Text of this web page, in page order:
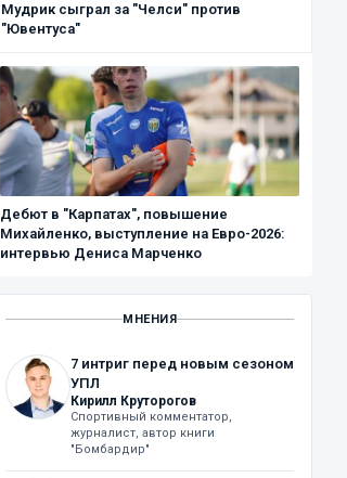
Мудрик сыграл за "Челси" против
"Ювентуса"
Дебют в "Карпатах", повышение
Михайленко, выступление на Евро-2026:
интервью Дениса Марченко
МНЕНИЯ
7 интриг перед новым сезоном
УПЛ
Кирилл Круторогов
Спортивный комментатор,
журналист, автор книги
"Бомбардир"